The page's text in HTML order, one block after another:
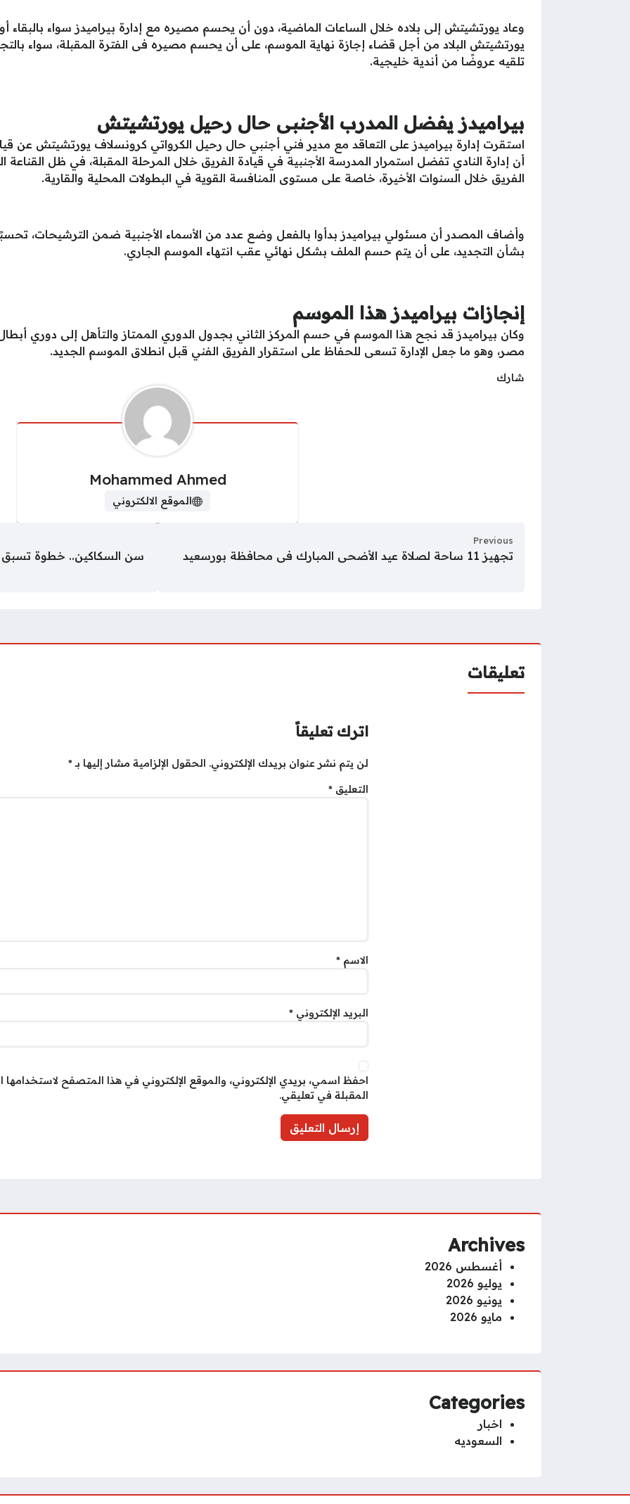
وعاد يورتشيتش إلى بلاده خلال الساعات الماضية، دون أن يحسم مصيره مع إدارة بيراميدز سواء بالبقاء أو
يورتشيتش البلاد من أجل قضاء إجازة نهاية الموسم، على أن يحسم مصيره فى الفترة المقبلة، سواء
تلقيه عروضًا من أندية خليجية.
بيراميدز يفضل المدرب الأجنبى حال رحيل يورتشيتش
استقرت إدارة بيراميدز على التعاقد مع مدير فني أجنبي حال رحيل الكرواتي كرونسلاف يورتشيتش عن
أن إدارة النادي تفضل استمرار المدرسة الأجنبية في قيادة الفريق خلال المرحلة المقبلة، في ظل القناعة
الفريق خلال السنوات الأخيرة، خاصة على مستوى المنافسة القوية في البطولات المحلية والقارية.
وأضاف المصدر أن مسئولي بيراميدز بدأوا بالفعل وضع عدد من الأسماء الأجنبية ضمن الترشيحات،
بشأن التجديد، على أن يتم حسم الملف بشكل نهائي عقب انتهاء الموسم الجاري.
إنجازات بيراميدز هذا الموسم
وكان بيراميدز قد نجح هذا الموسم في حسم المركز الثاني بجدول الدوري الممتاز والتأهل إلى دوري
مصر، وهو ما جعل الإدارة تسعى للحفاظ على استقرار الفريق الفني قبل انطلاق الموسم الجديد.
شارك
Mohammed Ahmed
الموقع الالكتروني
Previous
تجهيز 11 ساحة لصلاة عيد الأضحى المبارك فى محافظة بورسعيد سن السكاكين.. خطوة تسبق
تعليقات
اترك تعليقاً
لن يتم نشر عنوان بريدك الإلكتروني. الحقول الإلزامية مشار إليها بـ*
التعليق *
الاسم *
البريد الإلكتروني *
احفظ اسمي، بريدي الإلكتروني، والموقع الإلكتروني في هذا المتصفح لاستخدامها
المقبلة في تعليقي.
Archives
أغسطس 2026
يوليو 2026
يونيو 2026
مايو 2026
Categories
اخبار
السعوديه